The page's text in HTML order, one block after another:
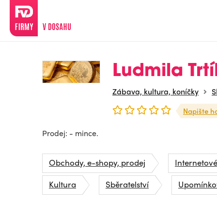
Ludmila
Zábava, kultura, koníčky
Napište
Prodej: - mince.
Obchody, e-shopy, prodej
Kultura
Sběratelství